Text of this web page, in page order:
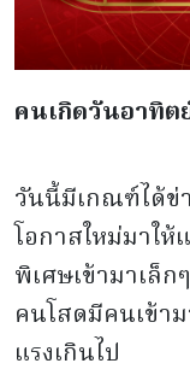
คนเกิดวันอาทิต
วันนี้มีเกณฑ์ได้ข่
โอกาสใหม่มาใ
พิเศษเข้ามาเล็
คนโสดมีคนเข้า
แรงเกินไป